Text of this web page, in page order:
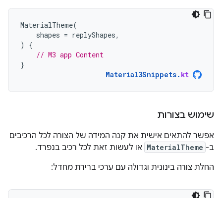
MaterialTheme(
shapes = replyShapes,
)
{
// M3 app Content
}
Material3Snippets. kt
שימוש בצורות
אפשר להתאים אישית את קנה המידה של הצורה לכל הרכיבים
ב- MaterialTheme או לעשות זאת לכל רכיב בנפרד.
החלת צורה בינונית וגדולה עם ערכי ברירת מחדל: